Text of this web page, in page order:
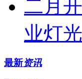
二月
业灯
最新资讯